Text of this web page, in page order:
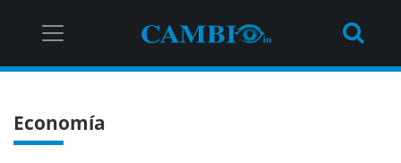
Economía